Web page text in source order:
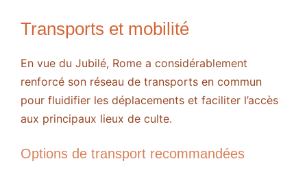
Transports et mobilité
En vue du Jubilé, Rome a considérablement
renforcé son réseau de transports en commun
pour fluidifier les déplacements et faciliter l’accès
aux principaux lieux de culte.
Options de transport recommandées